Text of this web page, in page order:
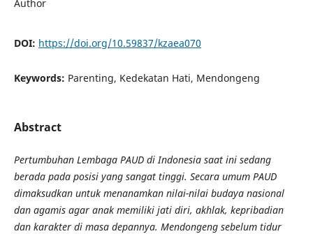
Author
DOI: https://doi.org/10.59837/kzaea070
Keywords: Parenting, Kedekatan Hati, Mendongeng
Abstract
Pertumbuhan Lembaga PAUD di Indonesia saat ini sedang
berada pada posisi yang sangat tinggi. Secara umum PAUD
dimaksudkan untuk menanamkan nilai-nilai budaya nasional
dan agamis agar anak memiliki jati diri, akhlak, kepribadian
dan karakter di masa depannya. Mendongeng sebelum tidur